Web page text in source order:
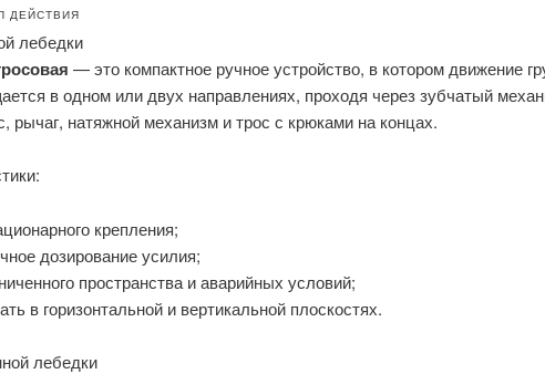
ДЕЙСТВИЯ
лебедки
— это компактное ручное устройство, в котором движение
в одном или двух направлениях, проходя через зубчатый
рычаг, натяжной механизм и трос с крюками на концах.
крепления;
дозирование усилия;
пространства и аварийных условий;
в горизонтальной и вертикальной плоскостях.
лебедки